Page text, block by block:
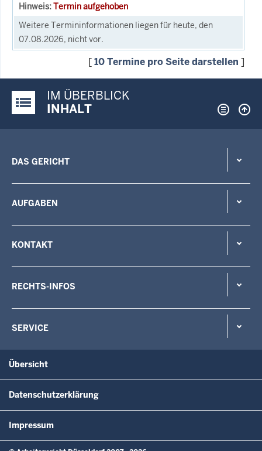
Termin aufgehoben
Weitere Termininformationen liegen für heute, den
07.08.2026, nicht vor.
[10 Termine pro Seite darstellen ]
Justiz-Portal im Überblick:
IM ÜBERBLICK
INHALT
DAS GERICHT
AUFGABEN
KONTAKT
RECHTS-INFOS
SERVICE
Übersicht
Datenschutzerklärung
Impressum